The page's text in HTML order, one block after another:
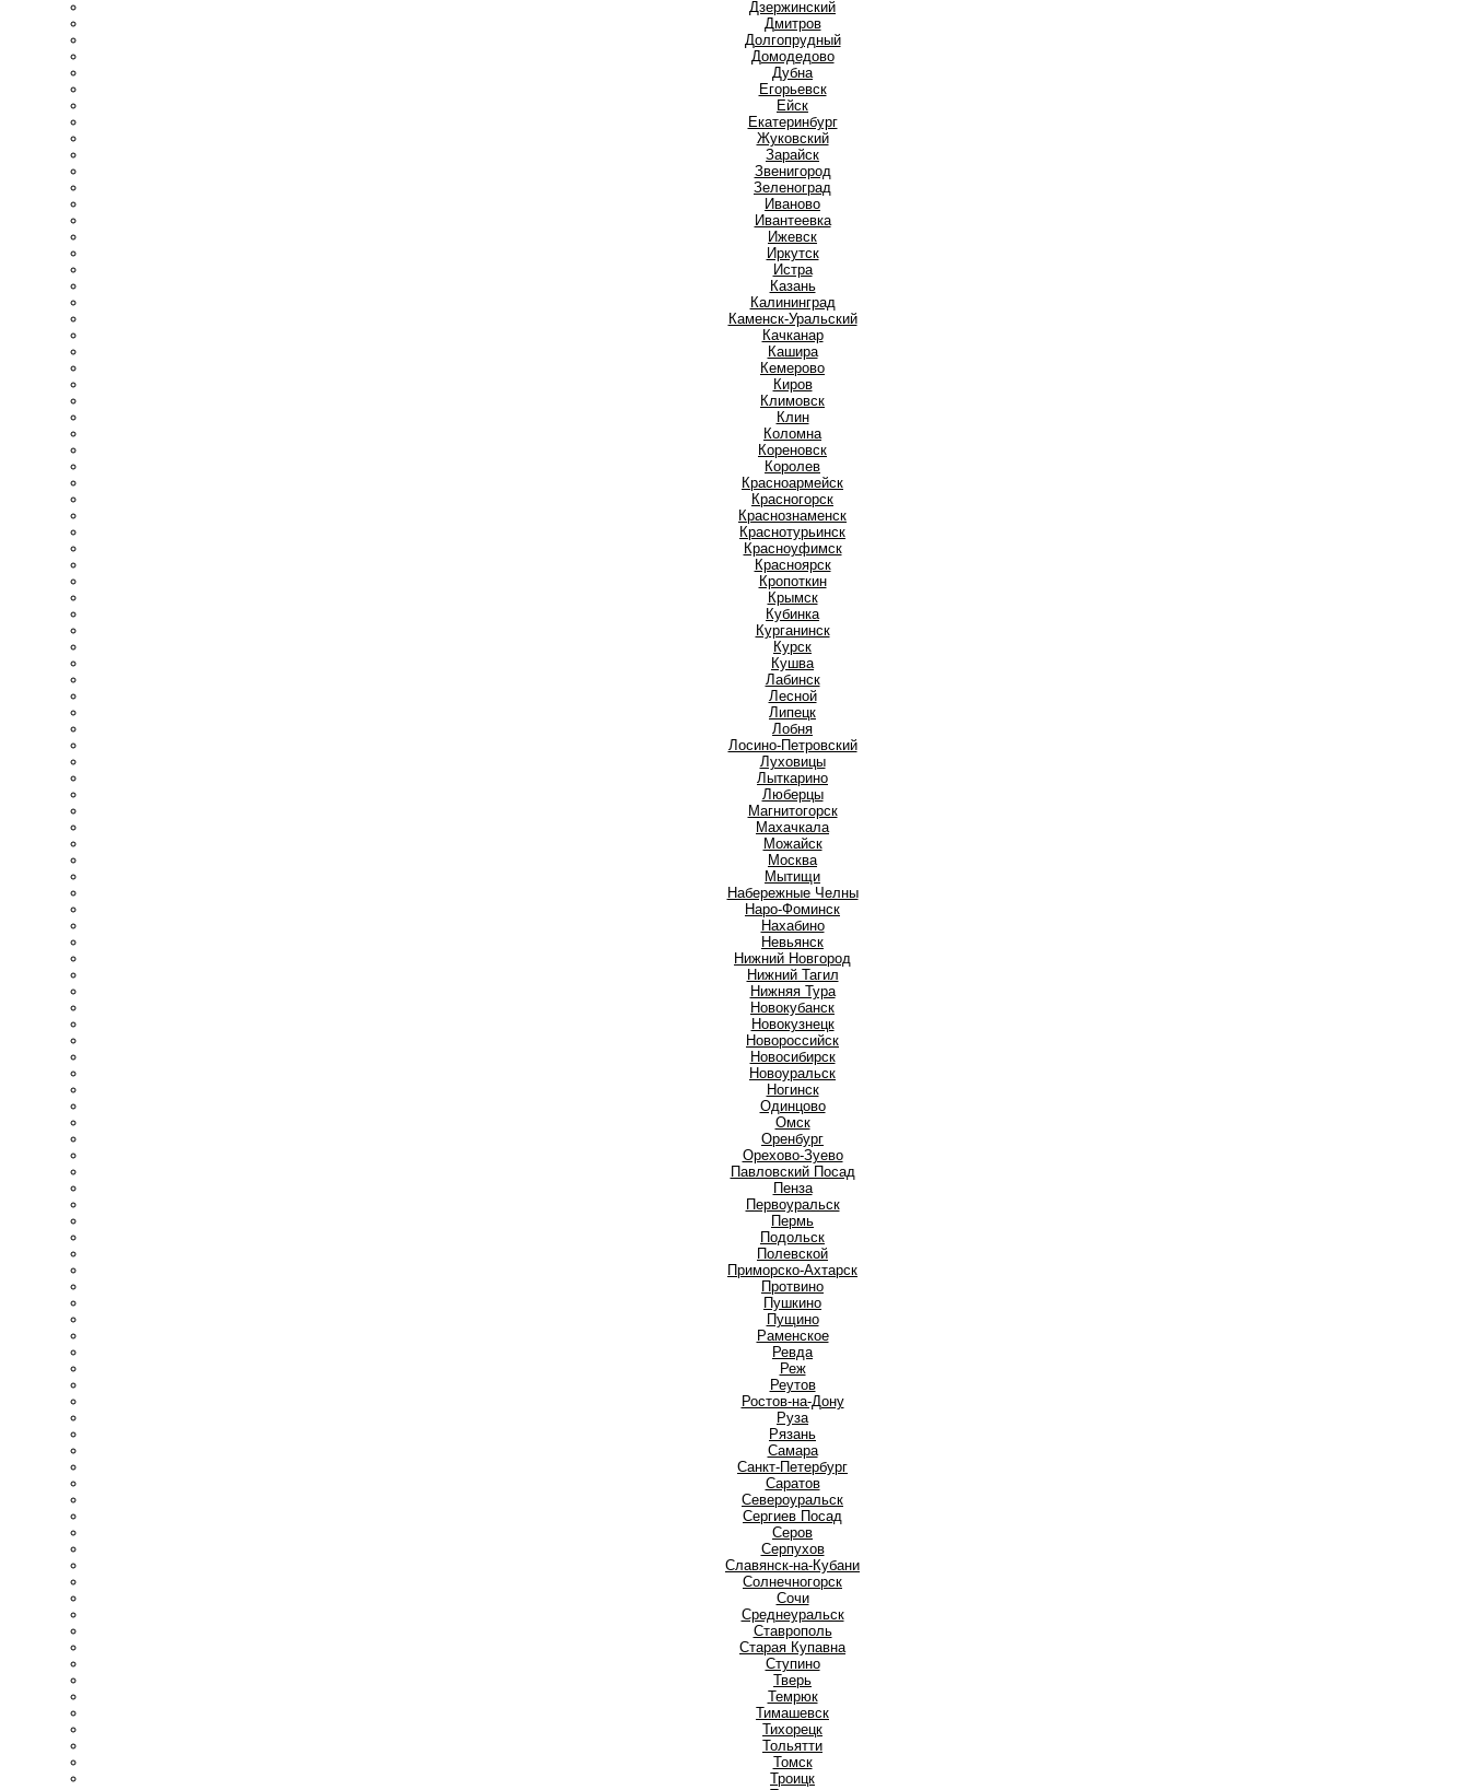
Дзержинский
Дмитров
Долгопрудный
Домодедово
Дубна
Егорьевск
Ейск
Екатеринбург
Жуковский
Зарайск
Звенигород
Зеленоград
Иваново
Ивантеевка
Ижевск
Иркутск
Истра
Казань
Калининград
Каменск-Уральский
Качканар
Кашира
Кемерово
Киров
Климовск
Клин
Коломна
Кореновск
Королев
Красноармейск
Красногорск
Краснознаменск
Краснотурьинск
Красноуфимск
Красноярск
Кропоткин
Крымск
Кубинка
Курганинск
Курск
Кушва
Лабинск
Лесной
Липецк
Лобня
Лосино-Петровский
Луховицы
Лыткарино
Люберцы
Магнитогорск
Махачкала
Можайск
Москва
Мытищи
Набережные Челны
Наро-Фоминск
Нахабино
Невьянск
Нижний Новгород
Нижний Тагил
Нижняя Тура
Новокубанск
Новокузнецк
Новороссийск
Новосибирск
Новоуральск
Ногинск
Одинцово
Омск
Оренбург
Орехово-Зуево
Павловский Посад
Пенза
Первоуральск
Пермь
Подольск
Полевской
Приморско-Ахтарск
Протвино
Пушкино
Пущино
Раменское
Ревда
Реж
Реутов
Ростов-на-Дону
Руза
Рязань
Самара
Санкт-Петербург
Саратов
Североуральск
Сергиев Посад
Серов
Серпухов
Славянск-на-Кубани
Солнечногорск
Сочи
Среднеуральск
Ставрополь
Старая Купавна
Ступино
Тверь
Темрюк
Тимашевск
Тихорецк
Тольятти
Томск
Троицк